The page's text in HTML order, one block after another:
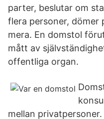
parter, beslutar om
flera personer,
mera. En domstol
mått av
offentliga organ.
mellan